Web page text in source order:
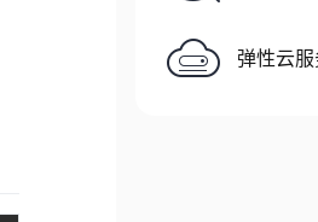
弹性云